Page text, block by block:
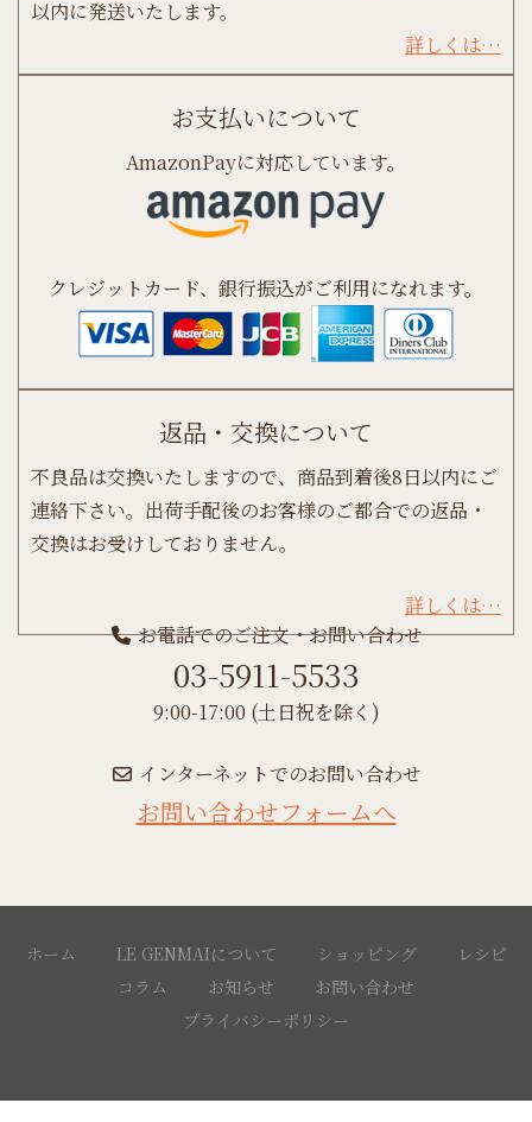
以内に発送いたします。
詳しくは…
お支払いについて
AmazonPayに対応しています。
クレジットカード、銀行振込がご利用になれます。
返品・交換について
不良品は交換いたしますので、商品到着後8日以内にご
連絡下さい。出荷手配後のお客様のご都合での返品・
交換はお受けしておりません。
詳しくは…
お電話でのご注文・お問い合わせ
03-5911-5533
9:00-17:00 (土日祝を除く)
インターネットでのお問い合わせ
お問い合わせフォームへ
ホーム LE GENMAIについて ショッピング
レシピ
コラム
お知らせ
お問い合わせ
プライバシーポリシー